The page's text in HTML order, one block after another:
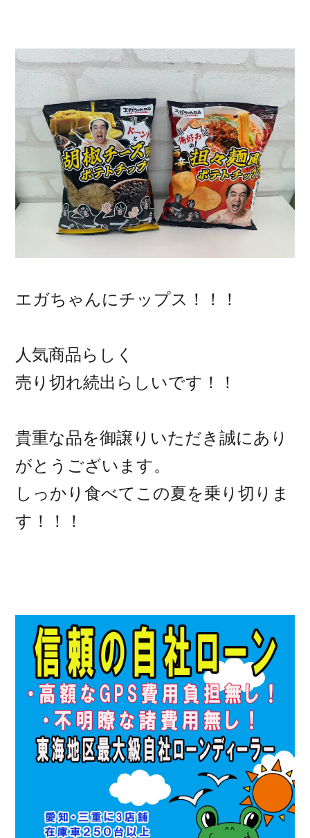
エガちゃんにチップス！！！
人気商品らしく
売り切れ続出らしいです！！
貴重な品を御譲りいただき誠にあり
がとうございます。
しっかり食べてこの夏を乗り切りま
す！！！